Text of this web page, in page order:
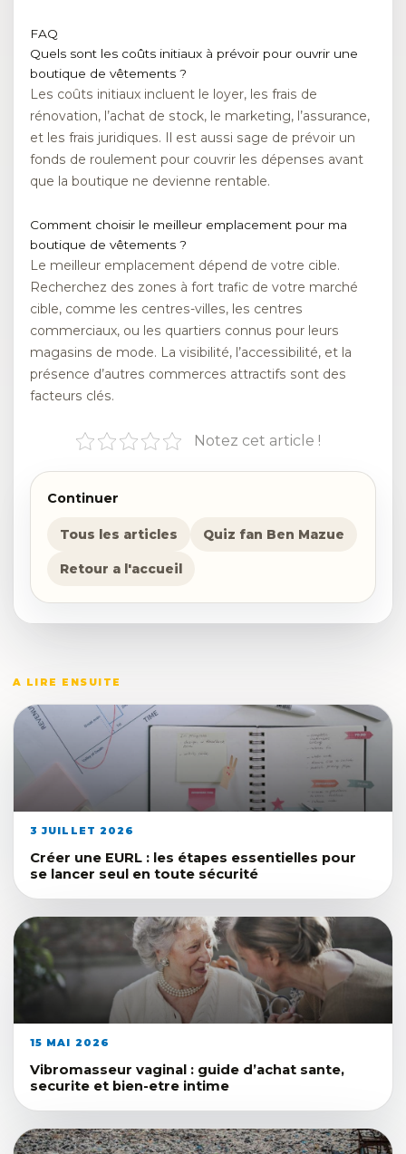
FAQ
Quels sont les coûts initiaux à prévoir pour ouvrir une
boutique de vêtements ?
Les coûts initiaux incluent le loyer, les frais de
rénovation, l’achat de stock, le marketing, l’assurance,
et les frais juridiques. Il est aussi sage de prévoir un
fonds de roulement pour couvrir les dépenses avant
que la boutique ne devienne rentable.
Comment choisir le meilleur emplacement pour ma
boutique de vêtements ?
Le meilleur emplacement dépend de votre cible.
Recherchez des zones à fort trafic de votre marché
cible, comme les centres-villes, les centres
commerciaux, ou les quartiers connus pour leurs
magasins de mode. La visibilité, l’accessibilité, et la
présence d’autres commerces attractifs sont des
facteurs clés.
Notez cet article !
Continuer
Tous les articles Quiz fan Ben Mazue
Retour a l'accueil
A LIRE ENSUITE
3 JUILLET 2026
Créer une EURL : les étapes essentielles pour
se lancer seul en toute sécurité
15 MAI 2026
Vibromasseur vaginal : guide d’achat sante,
securite et bien-etre intime